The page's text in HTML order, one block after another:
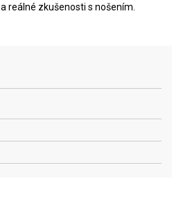
a reálné zkušenosti s nošením.